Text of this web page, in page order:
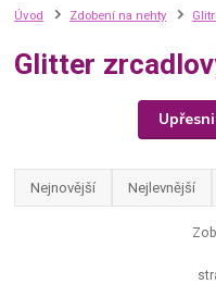
Úvod Zdobení na nehty
Glitter
Nejnovější Nejlevnější